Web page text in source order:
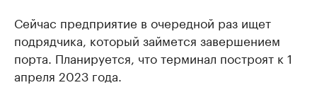
Сейчас предприятие в очередной раз ищет
подрядчика, который займется завершением
порта. Планируется, что терминал построят к 1
апреля 2023 года.